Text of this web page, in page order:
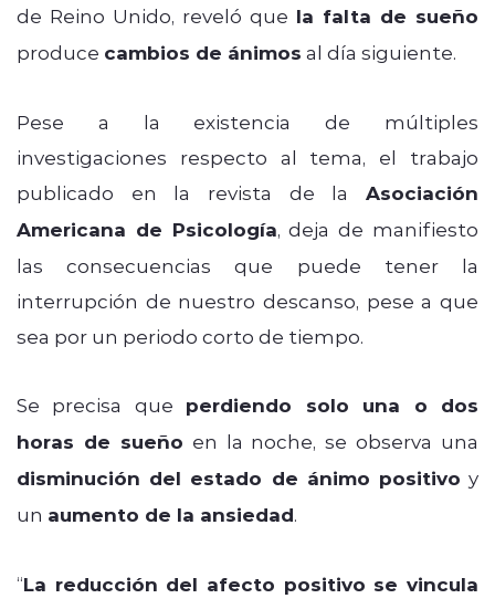
de Reino Unido, reveló que la falta de sueño
produce cambios de ánimos al día siguiente.
Pese a la existencia de múltiples
investigaciones respecto al tema, el trabajo
publicado en la revista de la Asociación
Americana de Psicología, deja de manifiesto
las consecuencias que puede tener la
interrupción de nuestro descanso, pese a que
sea por un periodo corto de tiempo.
Se precisa que perdiendo solo una o dos
horas de sueño en la noche, se observa una
disminución del estado de ánimo positivo y
un aumento de la ansiedad.
“La reducción del afecto positivo se vincula